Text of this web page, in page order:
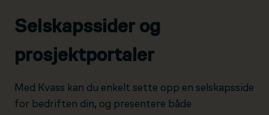
Selskapssider og
prosjektportaler
Med Kvass kan du enkelt sette opp en selskapsside
for bedriften din, og presentere både